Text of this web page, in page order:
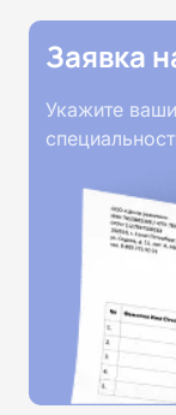
Заявка
Укажите